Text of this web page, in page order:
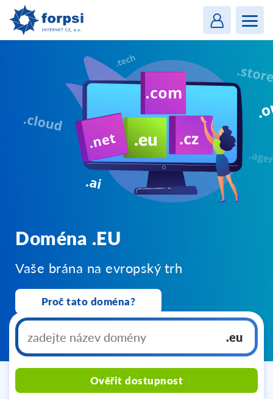
Doména .EU
Vaše brána na evropský trh
Proč tato doména?
.eu
Ověřit dostupnost
MENU
Login